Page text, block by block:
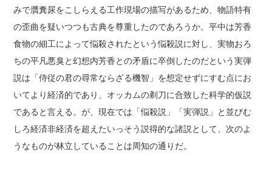
みで贋糞尿をこしらえる工作現場の描写があるため、物語特有
の歪曲を疑いつつも古典を尊重したのであろうか。平中は芳香
食物の細工によって悩殺されたという悩殺説に対し、実物おろ
ちの平凡悪臭と幻想内芳香との矛盾に卒倒したのだという実弾
説は「侍従の君の尋常ならざる機智」を想定せずにすむ点にお
いてより経済的であり、オッカムの剃刀に合致した科学的仮説
であると言える。が、現在では「悩殺説」「実弾説」と並びむ
しろ経済非経済を超えたいっそう説得的な諸説として、次のよ
うなものが林立していることは周知の通りだ。